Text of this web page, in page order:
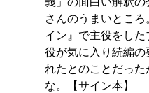
さんのうまいとこ
イン』で主役をした
役が気に入り続編の
れたとのことだっ
な。【サイン本】